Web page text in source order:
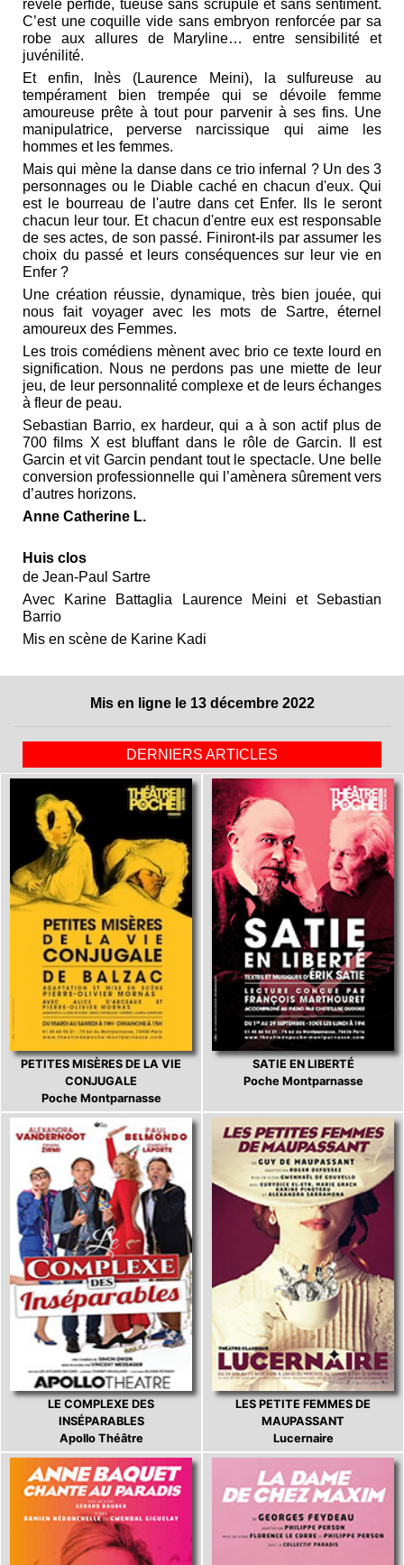
révèle perfide, tueuse sans scrupule et sans sentiment.
C’est une coquille vide sans embryon renforcée par sa
robe aux allures de Maryline… entre sensibilité et
juvénilité.
Et enfin, Inès (Laurence Meini), la sulfureuse au
tempérament bien trempée qui se dévoile femme
amoureuse prête à tout pour parvenir à ses fins. Une
manipulatrice, perverse narcissique qui aime les
hommes et les femmes.
Mais qui mène la danse dans ce trio infernal ? Un des 3
personnages ou le Diable caché en chacun d'eux. Qui
est le bourreau de l'autre dans cet Enfer. Ils le seront
chacun leur tour. Et chacun d'entre eux est responsable
de ses actes, de son passé. Finiront-ils par assumer les
choix du passé et leurs conséquences sur leur vie en
Enfer ?
Une création réussie, dynamique, très bien jouée, qui
nous fait voyager avec les mots de Sartre, éternel
amoureux des Femmes.
Les trois comédiens mènent avec brio ce texte lourd en
signification. Nous ne perdons pas une miette de leur
jeu, de leur personnalité complexe et de leurs échanges
à fleur de peau.
Sebastian Barrio, ex hardeur, qui a à son actif plus de
700 films X est bluffant dans le rôle de Garcin. Il est
Garcin et vit Garcin pendant tout le spectacle. Une belle
conversion professionnelle qui l’amènera sûrement vers
d’autres horizons.
Anne Catherine L.
Huis clos
de Jean-Paul Sartre
Avec Karine Battaglia Laurence Meini et Sebastian
Barrio
Mis en scène de Karine Kadi
Mis en ligne le 13 décembre 2022
DERNIERS ARTICLES
PETITES MISÈRES DE LA VIE
CONJUGALE
Poche Montparnasse
SATIE EN LIBERTÉ
Poche Montparnasse
LE COMPLEXE DES
INSÉPARABLES
Apollo Théâtre
LES PETITE FEMMES DE
MAUPASSANT
Lucernaire